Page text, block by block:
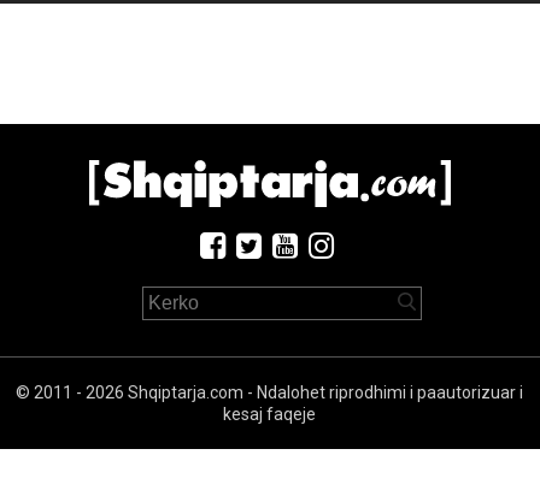
© 2011 - 2026 Shqiptarja.com - Ndalohet riprodhimi i paautorizuar i
kesaj faqeje